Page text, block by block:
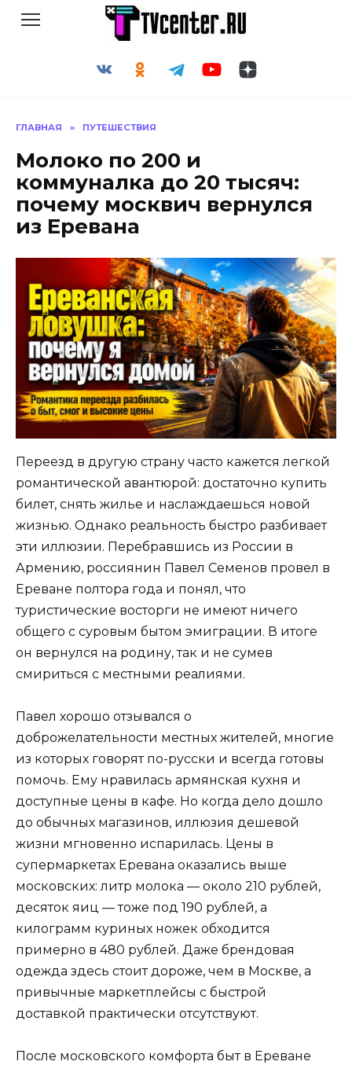
ГЛАВНАЯ » ПУТЕШЕСТВИЯ
Молоко по 200 и
коммуналка до 20 тысяч:
почему москвич вернулся
из Еревана
Переезд в другую страну часто кажется легкой
романтической авантюрой: достаточно купить
билет, снять жилье и наслаждаешься новой
жизнью. Однако реальность быстро разбивает
эти иллюзии. Перебравшись из России в
Армению, россиянин Павел Семенов провел в
Ереване полтора года и понял, что
туристические восторги не имеют ничего
общего с суровым бытом эмиграции. В итоге
он вернулся на родину, так и не сумев
смириться с местными реалиями.
Павел хорошо отзывался о
доброжелательности местных жителей, многие
из которых говорят по-русски и всегда готовы
помочь. Ему нравилась армянская кухня и
доступные цены в кафе. Но когда дело дошло
до обычных магазинов, иллюзия дешевой
жизни мгновенно испарилась. Цены в
супермаркетах Еревана оказались выше
московских: литр молока — около 210 рублей,
десяток яиц — тоже под 190 рублей, а
килограмм куриных ножек обходится
примерно в 480 рублей. Даже брендовая
одежда здесь стоит дороже, чем в Москве, а
привычные маркетплейсы с быстрой
доставкой практически отсутствуют.
После московского комфорта быт в Ереване